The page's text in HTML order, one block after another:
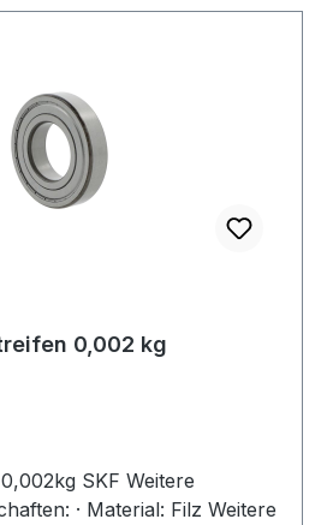
0,002 kg
SKF Weitere
· Material: Filz Weitere